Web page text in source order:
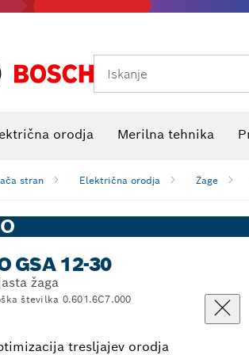
Iskanje
orodja Merilna tehnika
stran Električna orodja Žage
GSA 12-30
žaga
številka 0.601.6C7.000
tresljajev orodja